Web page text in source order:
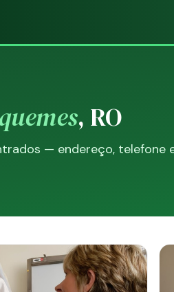
, RO
— endereço, telefone